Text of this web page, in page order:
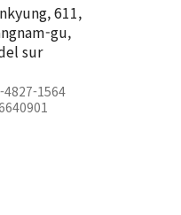
611,
gu,
sur
1564